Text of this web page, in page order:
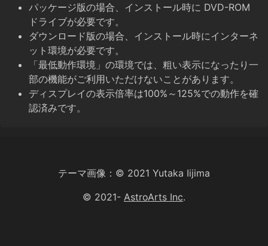
パッケージ版の場合、インストール時に DVD-ROM
ドライブが必要です。
ダウンロード版の場合、インストール時にインターネ
ット環境が必要です。
「最低動作環境」の環境では、粗い表示になったり一
部の機能がご利用いただけないことがあります。
ディスプレイの表示倍率は100%～125%での動作を確
認済みです。
テーマ画像：© 2021 Yutaka Iijima
© 2021- AstroArts Inc.